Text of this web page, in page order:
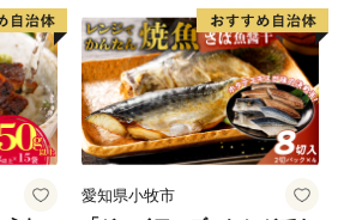
り寄せグルメ 愛知県 小牧市
送料無料
愛知県小牧市